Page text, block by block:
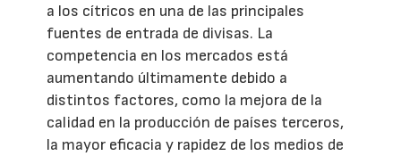
a los cítricos en una de las principales
fuentes de entrada de divisas. La
competencia en los mercados está
aumentando últimamente debido a
distintos factores, como la mejora de la
calidad en la producción de países terceros,
la mayor eficacia y rapidez de los medios de